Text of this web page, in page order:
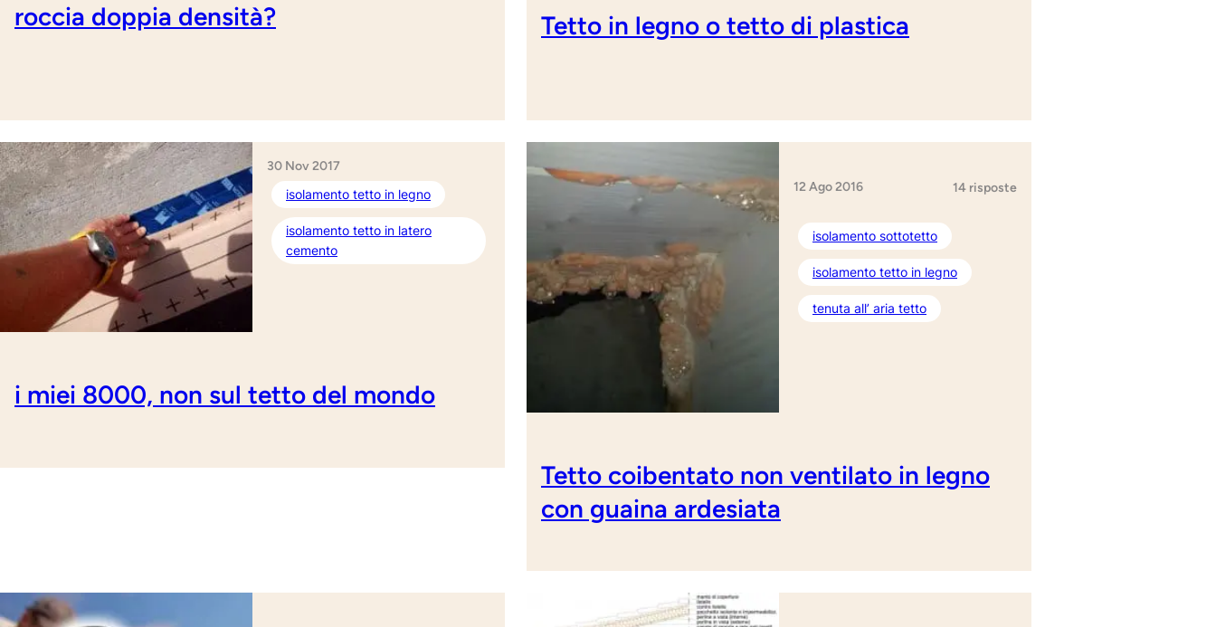
roccia doppia densità?
Tetto in legno o tetto di plastica
30 Nov 2017
isolamento tetto in legno
isolamento tetto in latero
cemento
i miei 8000, non sul tetto del mondo
12 Ago 2016 14 risposte
isolamento sottotetto
isolamento tetto in legno
tenuta all’ aria tetto
Tetto coibentato non ventilato in legno
con guaina ardesiata